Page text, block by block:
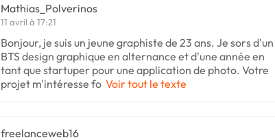
Mathias_Polverinos
11 avril à 17:21
Bonjour, je suis un jeune graphiste de 23 ans. Je sors d'un
BTS design graphique en alternance et d'une année en
tant que startuper pour une application de photo. Votre
projet m'intéresse fo Voir tout le texte
freelanceweb16